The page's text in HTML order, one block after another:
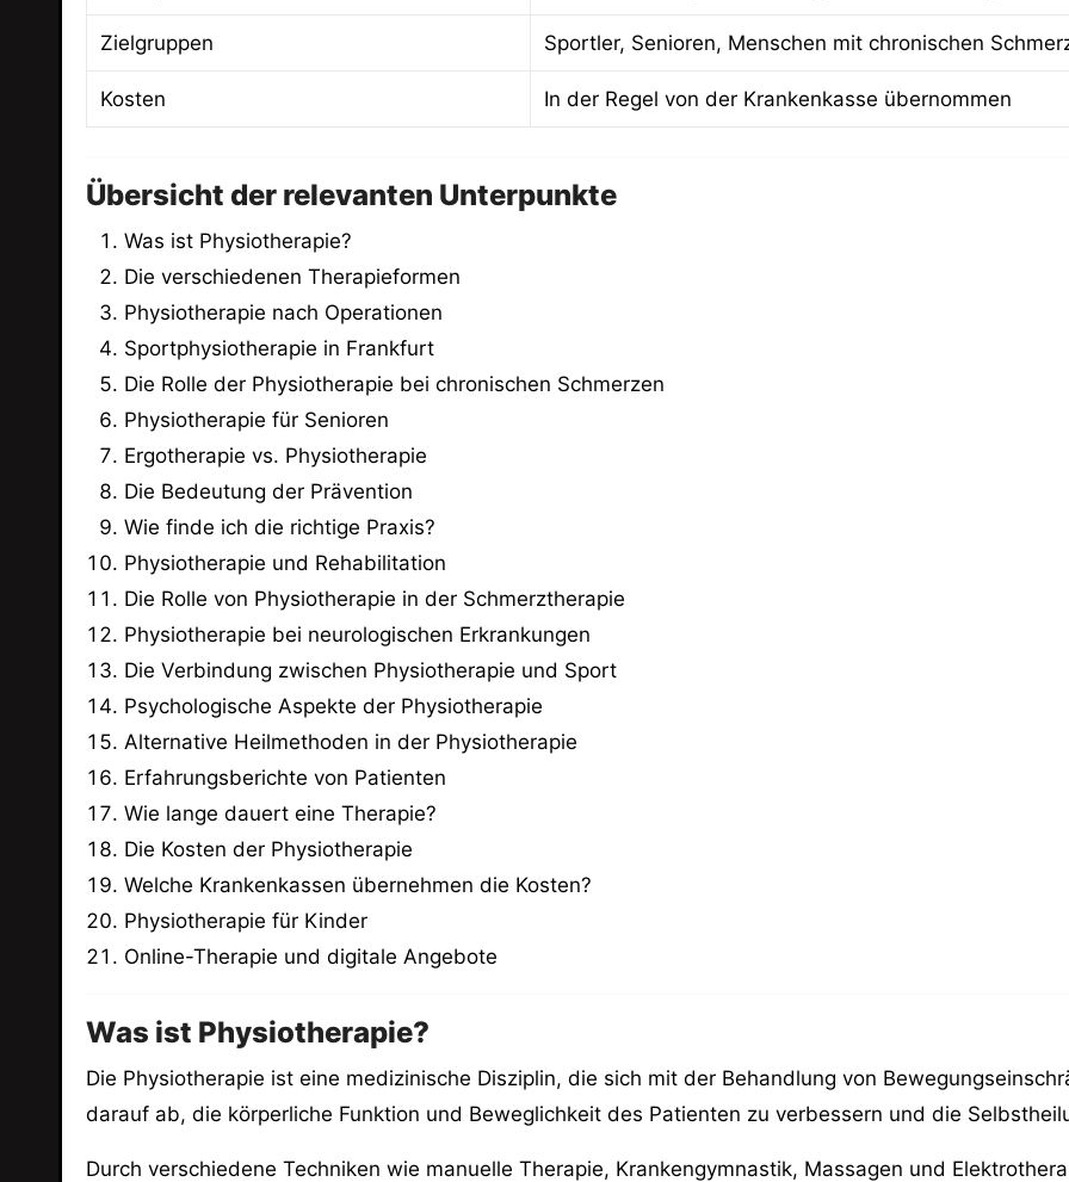
Zielgruppen Sportler, Senioren, Menschen mit chronischen
Kosten In der Regel von der Krankenkasse übernommen
Übersicht der relevanten Unterpunkte
Was ist Physiotherapie?
Die verschiedenen Therapieformen
Physiotherapie nach Operationen
Sportphysiotherapie in Frankfurt
Die Rolle der Physiotherapie bei chronischen Schmerzen
Physiotherapie für Senioren
Ergotherapie vs. Physiotherapie
Die Bedeutung der Prävention
Wie finde ich die richtige Praxis?
Physiotherapie und Rehabilitation
Die Rolle von Physiotherapie in der Schmerztherapie
Physiotherapie bei neurologischen Erkrankungen
Die Verbindung zwischen Physiotherapie und Sport
Psychologische Aspekte der Physiotherapie
Alternative Heilmethoden in der Physiotherapie
Erfahrungsberichte von Patienten
Wie lange dauert eine Therapie?
Die Kosten der Physiotherapie
Welche Krankenkassen übernehmen die Kosten?
Physiotherapie für Kinder
Online-Therapie und digitale Angebote
Was ist Physiotherapie?
Die Physiotherapie ist eine medizinische Disziplin, die sich mit der Behandlung von
darauf ab, die körperliche Funktion und Beweglichkeit des Patienten zu verbessern und die
Durch verschiedene Techniken wie manuelle Therapie, Krankengymnastik, Massagen und